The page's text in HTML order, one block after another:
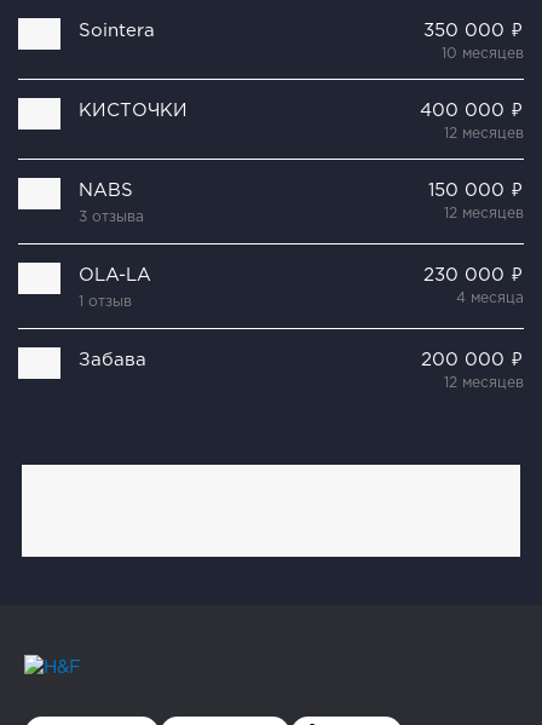
Sointera 350 000 ₽
10 месяцев
КИСТОЧКИ 400 000 ₽
12 месяцев
NABS
3 отзыва
150 000 ₽
12 месяцев
OLA-LA
1 отзыв
230 000 ₽
4 месяца
Забава 200 000 ₽
12 месяцев